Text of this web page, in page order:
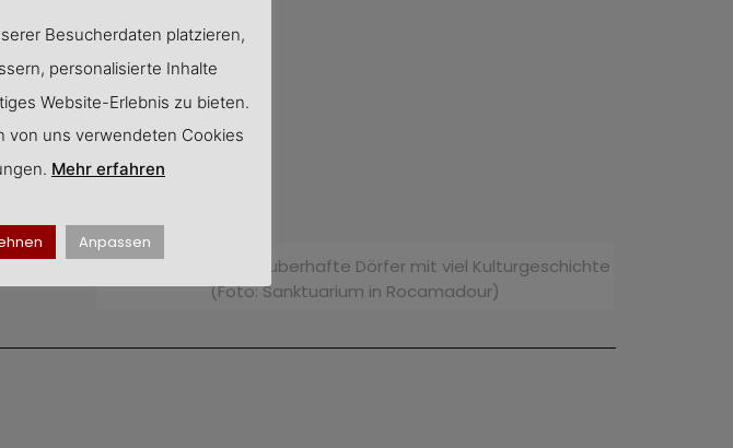
und
–
Quark
Im Quercy warten zauberhafte Dörfer mit viel Kulturgeschichte
(Foto: Sanktuarium in Rocamadour)
Besucherdaten platzieren,
personalisierte Inhalte
Website-Erlebnis zu bieten.
von uns verwendeten Cookies
Mehr erfahren
Anpassen